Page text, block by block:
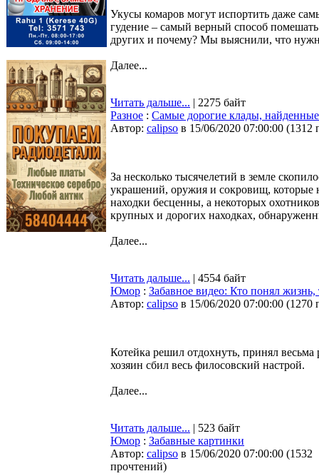
Укусы комаров могут испортить даже
гудение – самый верный способ
других и почему? Мы выяснили, что
Далее...
Читать дальше... | 2275 байт
Разное : Самые дорогие клады,
Автор: calipso в 15/06/2020 07:00:00 (1312
За несколько тысячелетий в земле
украшений, оружия и сокровищ, которые
находки бесценны, а некоторых
крупных и дорогих находках,
Далее...
Читать дальше... | 4554 байт
Юмор : Забавное видео: Кто понял
Автор: calipso в 15/06/2020 07:00:00 (1270
Котейка решил отдохнуть, принял
хозяин сбил весь филосовский настрой.
Далее...
Читать дальше... | 523 байт
Юмор : Забавные картинки
Автор: calipso в 15/06/2020 07:00:00 (1532
прочтений)